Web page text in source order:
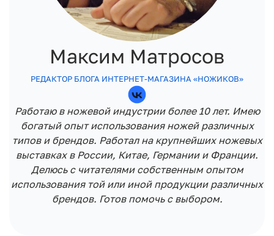
Максим Матросов
РЕДАКТОР БЛОГА ИНТЕРНЕТ-МАГАЗИНА «НОЖИКОВ»
Работаю в ножевой индустрии более 10 лет. Имею
богатый опыт использования ножей различных
типов и брендов. Работал на крупнейших ножевых
выставках в России, Китае, Германии и Франции.
Делюсь с читателями собственным опытом
использования той или иной продукции различных
брендов. Готов помочь с выбором.